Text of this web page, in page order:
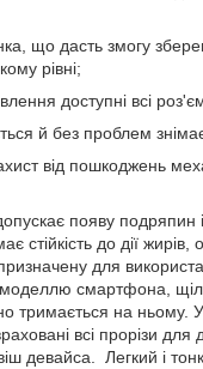
що дасть змогу
рівні;
доступні всі
й без проблем
від пошкоджень
появу подряпин
стійкість до дії
для
смартфона,
тримається на ньому. У
всі прорізи для
девайса. Легкий і